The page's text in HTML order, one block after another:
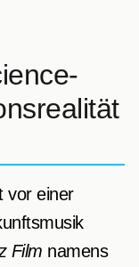
vor einer
Film namens